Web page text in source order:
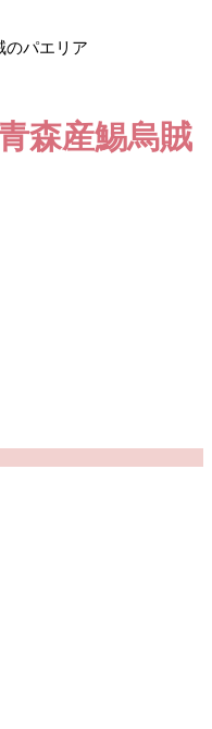
のパエリア
森産鯣烏賊